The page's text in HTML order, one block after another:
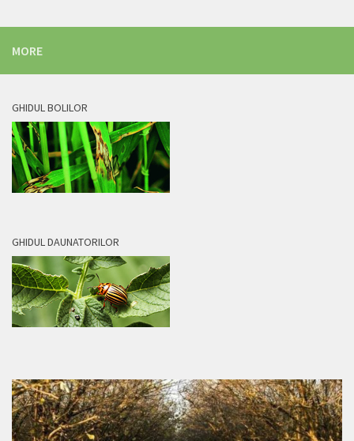
MORE
GHIDUL BOLILOR
GHIDUL DAUNATORILOR